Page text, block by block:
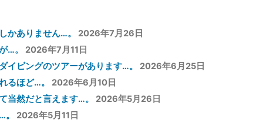
かありません…。
2026年7月26日
…。
2026年7月11日
イビングのツアーがあります…。
2026年6月25日
るほど…。
2026年6月10日
当然だと言えます…。
2026年5月26日
2026年5月11日